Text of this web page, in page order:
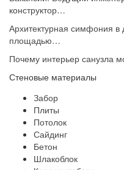
конструктор…
Архитектурная симфония в
площадью…
Почему интерьер санузла
Стеновые материалы
Забор
Плиты
Потолок
Сайдинг
Бетон
Шлакоблок